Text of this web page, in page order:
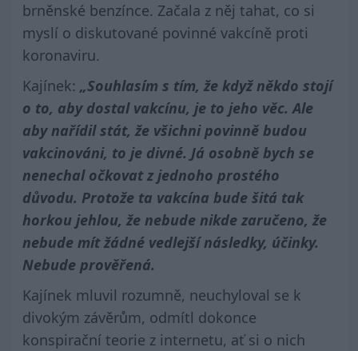
brněnské benzínce. Začala z něj tahat, co si
myslí o diskutované povinné vakcíně proti
koronaviru.
Kajínek: „Souhlasím s tím, že když někdo stojí
o to, aby dostal vakcínu, je to jeho věc. Ale
aby nařídil stát, že všichni povinně budou
vakcinováni, to je divné. Já osobně bych se
nenechal očkovat z jednoho prostého
důvodu. Protože ta vakcína bude šitá tak
horkou jehlou, že nebude nikde zaručeno, že
nebude mít žádné vedlejší následky, účinky.
Nebude prověřená.
Kajínek mluvil rozumně, neuchyloval se k
divokým závěrům, odmítl dokonce
konspirační teorie z internetu, ať si o nich